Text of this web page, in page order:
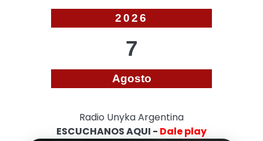
2026
7
Agosto
Radio Unyka Argentina
ESCUCHANOS AQUI - Dale play